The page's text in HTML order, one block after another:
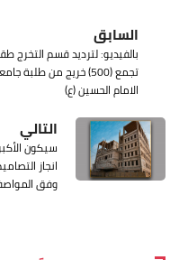
السابق
بالفيديو: لترديد قسم
تجمع (500) خريج من
الامام الحسين (ع)
التالي
سيكون
انجاز
وفق